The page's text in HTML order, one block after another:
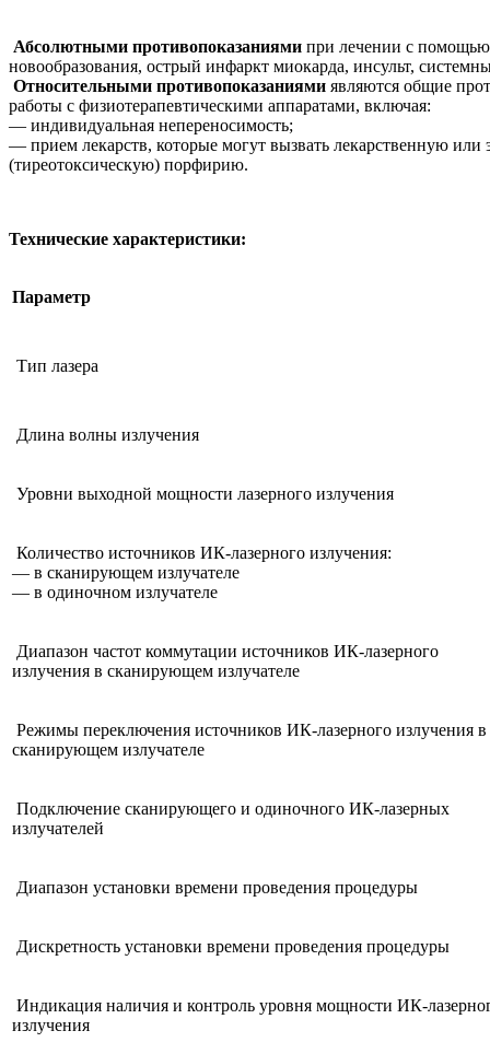
Абсолютными противопоказаниями при лечении с
новообразования, острый инфаркт миокарда, инсульт,
Относительными противопоказаниями являются общие
работы с физиотерапевтическими аппаратами, включая:
— индивидуальная непереносимость;
— прием лекарств, которые могут вызвать лекарственную
(тиреотоксическую) порфирию.
Технические характеристики:
Параметр
Тип лазера
Длина волны излучения
Уровни выходной мощности лазерного излучения
Количество источников ИК-лазерного излучения:
— в сканирующем излучателе
— в одиночном излучателе
Диапазон частот коммутации источников ИК-лазерного
излучения в сканирующем излучателе
Режимы переключения источников ИК-лазерного излучения в
сканирующем излучателе
Подключение сканирующего и одиночного ИК-лазерных
излучателей
Диапазон установки времени проведения процедуры
Дискретность установки времени проведения процедуры
Индикация наличия и контроль уровня мощности ИК-
излучения